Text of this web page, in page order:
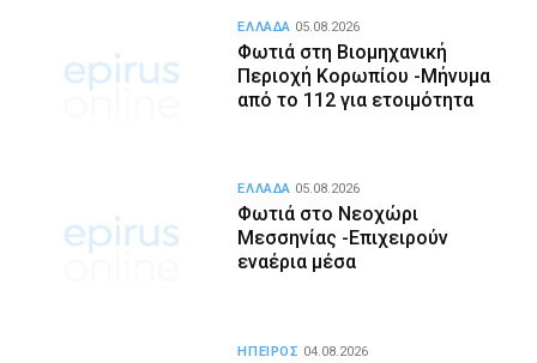
Φωτιά στη Βιομηχανική
Περιοχή Κορωπίου -Μήνυμα
από το 112 για ετοιμότητα
ΕΛΛΑΔΑ 05.08.2026
Φωτιά στο Νεοχώρι
Μεσσηνίας -Επιχειρούν
εναέρια μέσα
ΕΛΛΑΔΑ 05.08.2026
ΗΠΕΙΡΟΣ 04.08.2026